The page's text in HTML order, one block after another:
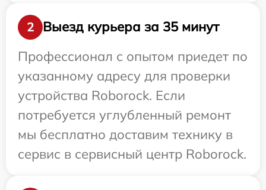
2
Выезд курьера за 35 минут
Профессионал с опытом приедет по
указанному адресу для проверки
устройства Roborock. Если
потребуется углубленный ремонт
мы бесплатно доставим технику в
сервис в сервисный центр Roborock.